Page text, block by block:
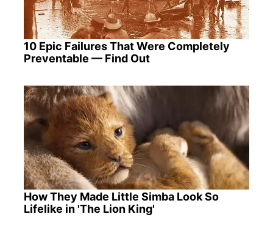
10 Epic Failures That Were Completely
Preventable — Find Out
How They Made Little Simba Look So
Lifelike in 'The Lion King'